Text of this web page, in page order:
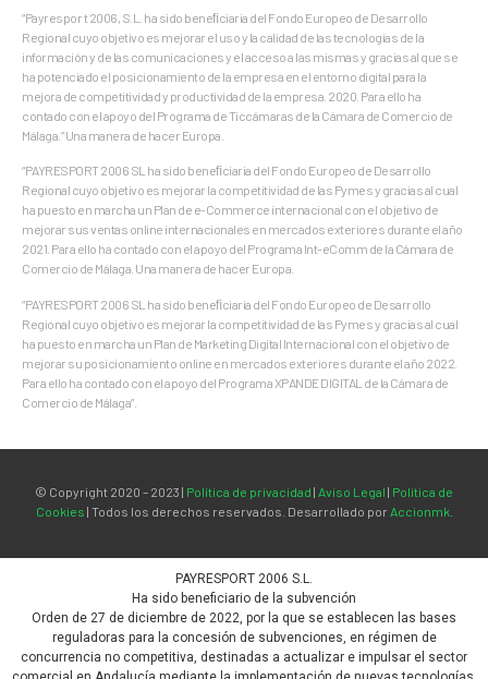
“Payrespor t 2006, S.L. ha sido beneﬁciaria del Fondo Europeo de Desarrollo
Regional cuyo objetivo es mejorar el uso y la calidad de las tecnologías de la
información y de las comunicaciones y el acceso a las mismas y gracias al que se
ha potenciado el posicionamiento de la empresa en el entorno digital para la
mejora de competitividad y productividad de la empresa. 2020. Para ello ha
contado con el apoyo del Programa de Ticcámaras de la Cámara de Comercio de
Málaga.” Una manera de hacer Europa.
“PAYRESPORT 2006 SL ha sido beneﬁciaria del Fondo Europeo de Desarrollo
Regional cuyo objetivo es mejorar la competitividad de las Pymes y gracias al cual
ha puesto en marcha un Plan de e-Commerce internacional con el objetivo de
mejorar sus ventas online internacionales en mercados exteriores durante el año
2021. Para ello ha contado con el apoyo del Programa Int-eComm de la Cámara de
Comercio de Málaga. Una manera de hacer Europa.
“PAYRESPORT 2006 SL ha sido beneﬁciaria del Fondo Europeo de Desarrollo
Regional cuyo objetivo es mejorar la competitividad de las Pymes y gracias al cual
ha puesto en marcha un Plan de Marketing Digital Internacional con el objetivo de
mejorar su posicionamiento online en mercados exteriores durante el año 2022.
Para ello ha contado con el apoyo del Programa XPANDE DIGITAL de la Cámara de
Comercio de Málaga”.
© Copyright 2020 – 2023 | Política de privacidad | Aviso Legal | Política de
Cookies | Todos los derechos reservados. Desarrollado por Accionmk.
PAYRESPORT 2006 S.L.
Ha sido beneficiario de la subvención
Orden de 27 de diciembre de 2022, por la que se establecen las bases
reguladoras para la concesión de subvenciones, en régimen de
concurrencia no competitiva, destinadas a actualizar e impulsar el sector